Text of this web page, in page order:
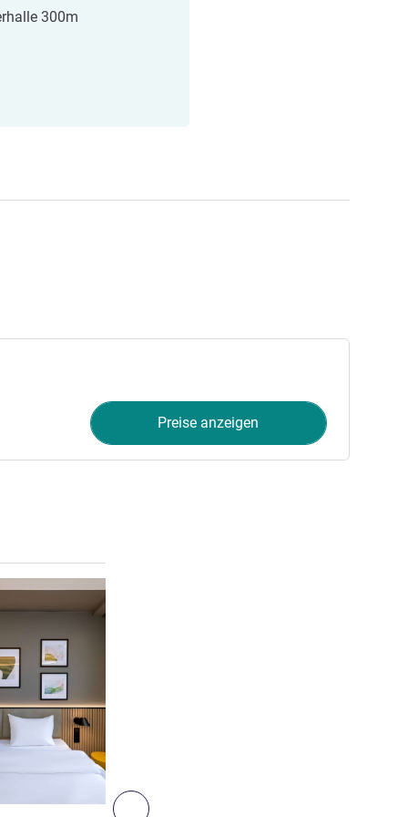
300m
Preise anzeigen
Weiter - Zimmer